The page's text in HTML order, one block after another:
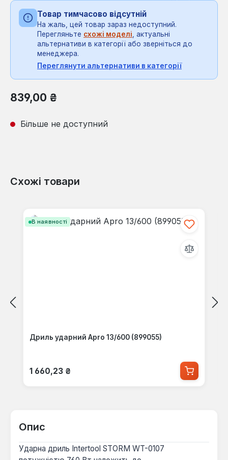
Товар тимчасово відсутній
На жаль, цей товар зараз недоступний.
Перегляньте схожі моделі, актуальні
альтернативи в категорії або зверніться до
менеджера.
Переглянути альтернативи в категорії
Звичайна ціна:
839,00 ₴
Більше не доступний
Схожі товари
В наявності
Дриль ударний Apro 13/600 (899055)
Звичайна ціна:
1 660,23 ₴
Опис
Ударна дриль Intertool STORM WT-0107